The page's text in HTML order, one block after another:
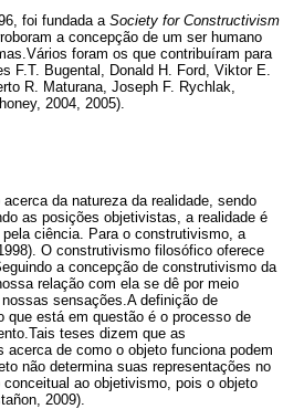
foi fundada a Society for Constructivism
a concepção de um ser humano
foram os que contribuíram para
F.T. Bugental, Donald H. Ford, Viktor E.
R. Maturana, Joseph F. Rychlak,
2004, 2005).
da natureza da realidade, sendo
as posições objetivistas, a realidade é
ciência. Para o construtivismo, a
O construtivismo filosófico oferece
a concepção de construtivismo da
relação com ela se dê por meio
sensações.A definição de
está em questão é o processo de
teses dizem que as
de como o objeto funciona podem
não determina suas representações no
ao objetivismo, pois o objeto
2009).